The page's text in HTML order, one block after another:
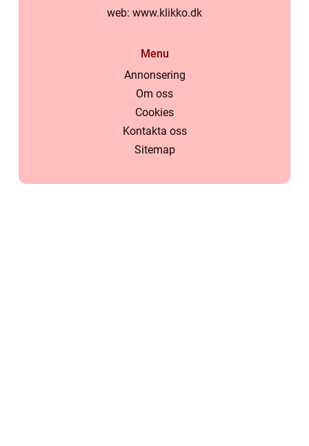
web: www.klikko.dk
Menu
Annonsering
Om oss
Cookies
Kontakta oss
Sitemap